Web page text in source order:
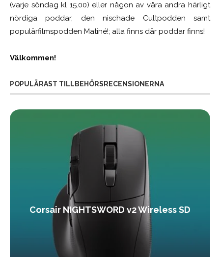
(varje söndag kl 15.00) eller någon av våra andra härligt
nördiga poddar, den nischade Cultpodden samt
populärfilmspodden Matiné!; alla finns där poddar finns!
Välkommen!
POPULÄRAST TILLBEHÖRSRECENSIONERNA
Corsair NIGHTSWORD v2 Wireless SD